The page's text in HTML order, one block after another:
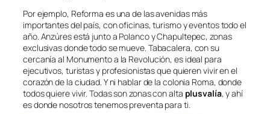
Por ejemplo, Reforma es una de las avenidas más
importantes del país, con oficinas, turismo y eventos todo el
año. Anzúres está junto a Polanco y Chapultepec, zonas
exclusivas donde todo se mueve. Tabacalera, con su
cercanía al Monumento a la Revolución, es ideal para
ejecutivos, turistas y profesionistas que quieren vivir en el
corazón de la ciudad. Y ni hablar de la colonia Roma, donde
todos quiere vivir. Todas son zonas con alta plusvalía, y ahí
es donde nosotros tenemos preventa para ti.